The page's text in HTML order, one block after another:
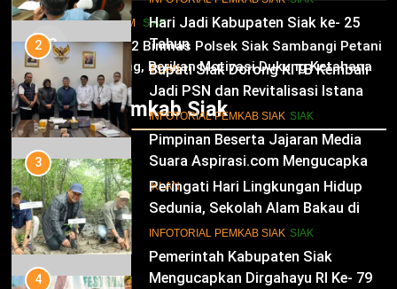
Hari Jadi Kabupaten Siak ke- 25
Tahun
IKLAN
12
Pimpinan Beserta Jajaran Media
Suara Aspirasi.com Mengucapkan
Selamat HUT RI Ke-79
IKLAN
13
Pemerintah Kabupaten Siak
Mengucapkan Dirgahayu RI Ke- 79
03
HUKRIM SIAK
Panit 2 Binmas Polsek Siak Sambangi Petani
Jagung, Berikan Motivasi Dukung Ketahanan
Pangan Nasional
Infotorial Pemkab Siak
2
Bupati Siak Dorong KITB Kembali
Jadi PSN dan Revitalisasi Istana
Kesultanan Siak
INFOTORIAL PEMKAB SIAK SIAK
3
Peringati Hari Lingkungan Hidup
Sedunia, Sekolah Alam Bakau di
Siak Cetak Generasi Penjaga
Pesisir
INFOTORIAL PEMKAB SIAK SIAK
4